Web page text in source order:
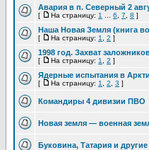
Авария в п. Северный 2
[ На страницу: 1 6 7 8 ]
Наша Новая Земля (книга
[ На страницу: 1 2 ]
1998 год. Захват
[ На страницу: 1 2 ]
Ядерные испытания в
[ На страницу: 1 2 3 ]
Командиры 4 дивизии ПВО
Новая земля — военная
Буковина, Татария и другие